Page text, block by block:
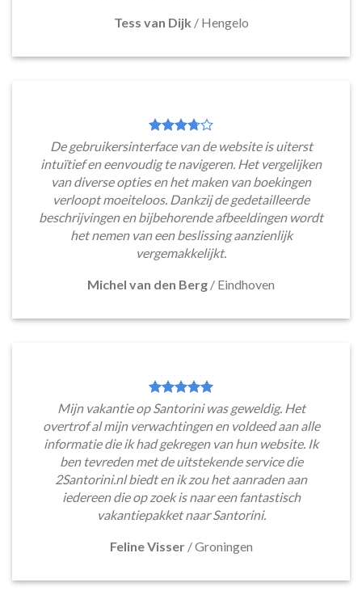
Tess van Dijk / Hengelo
De gebruikersinterface van de website is uiterst
intuïtief en eenvoudig te navigeren. Het vergelijken
van diverse opties en het maken van boekingen
verloopt moeiteloos. Dankzij de gedetailleerde
beschrijvingen en bijbehorende afbeeldingen wordt
het nemen van een beslissing aanzienlijk
vergemakkelijkt.
Michel van den Berg / Eindhoven
Mijn vakantie op Santorini was geweldig. Het
overtrof al mijn verwachtingen en voldeed aan alle
informatie die ik had gekregen van hun website. Ik
ben tevreden met de uitstekende service die
2Santorini.nl biedt en ik zou het aanraden aan
iedereen die op zoek is naar een fantastisch
vakantiepakket naar Santorini.
Feline Visser /Groningen